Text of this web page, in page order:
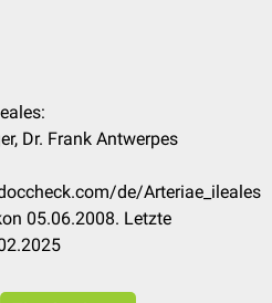
Dr. Frank Antwerpes
de/Arteriae_ileales
05.06.2008. Letzte